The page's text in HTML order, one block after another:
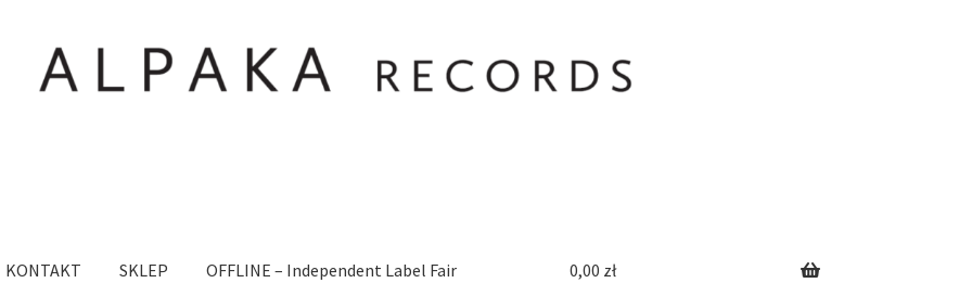
KONTAKT SKLEP OFFLINE – Independent Label Fair 0,00 zł